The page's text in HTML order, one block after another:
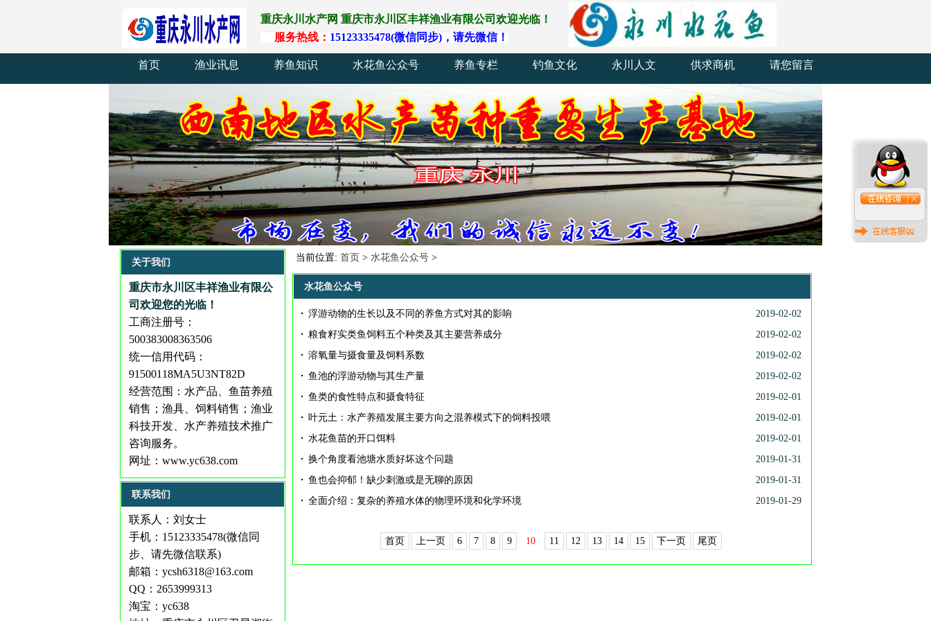
首页 渔业讯息 养鱼知识 水花鱼公众号 养鱼专栏 钓鱼文化 永川人文 供求商机 请您留言
重庆永川水产网 重庆市永川 区丰祥渔业有限公司 欢迎光临！
服务热线： 15123335478(微信同步)， 请先微信！
关于我们
重庆市永川区丰祥渔业有限公
司欢迎您的光临！
工商注册号：
500383008363506
统一信用代码：
91500118MA5U3NT82D
经营范围：水产品、鱼苗养殖
销售；渔具、饲料销售；渔业
科技开发、水产养殖技术推广
咨询服务。
网址： www.yc638.com
联系我们
联系人：刘女士
手机：15123335478(微信同
步、请先微信联系)
邮箱：ycsh6318@163.com
QQ：2653999313
淘宝：yc638
当前位置: 首页 > 水花鱼公众号>
水花鱼公众号
2019-02-02
浮游动物的生长以及不同的养鱼方式对其的影响
2019-02-02
粮食籽实类鱼饲料五个种类及其主要营养成分
2019-02-02
溶氧量与摄食量及饲料系数
2019-02-02
鱼池的浮游动物与其生产量
2019-02-01
鱼类的食性特点和摄食特征
2019-02-01
叶元土：水产养殖发展主要方向之混养模式下的饲料投喂
2019-02-01
水花鱼苗的开口饵料
2019-01-31
换个角度看池塘水质好坏这个问题
2019-01-31
鱼也会抑郁！缺少刺激或是无聊的原因
2019-01-29
全面介绍：复杂的养殖水体的物理环境和化学环境
首页 上一页 6 7 8 9 10 11 12 13 14 15 下一页 尾页